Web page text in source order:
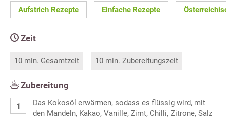
Aufstrich Rezepte Einfache Rezepte
Zeit
10 min. Gesamtzeit 10 min. Zubereitungszeit
Zubereitung
Das Kokosöl erwärmen, sodass es flüssig wird, mit
den Mandeln, Kakao, Vanille, Zimt, Chilli, Zitrone, Salz